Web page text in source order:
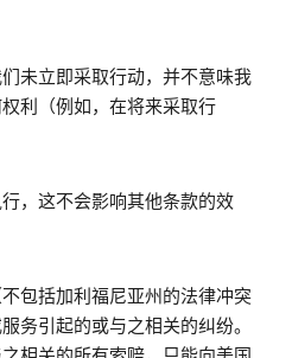
未立即采取行动，并不意味我
利（例如，在将来采取行
，这不会影响其他条款的效
包括加利福尼亚州的法律冲突
务引起的或与之相关的纠纷。